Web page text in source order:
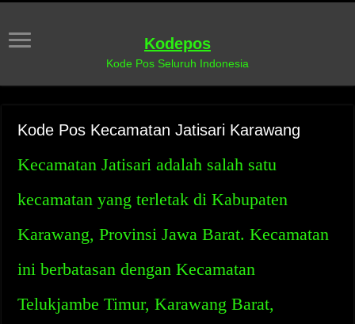
Kodepos
Kode Pos Seluruh Indonesia
Kode Pos Kecamatan Jatisari Karawang
Kecamatan Jatisari adalah salah satu
kecamatan yang terletak di Kabupaten
Karawang, Provinsi Jawa Barat. Kecamatan
ini berbatasan dengan Kecamatan
Telukjambe Timur, Karawang Barat,